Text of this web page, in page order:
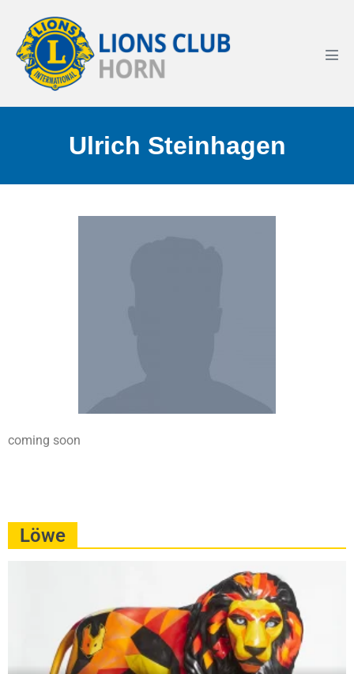
Ulrich Steinhagen
coming soon
Löwe